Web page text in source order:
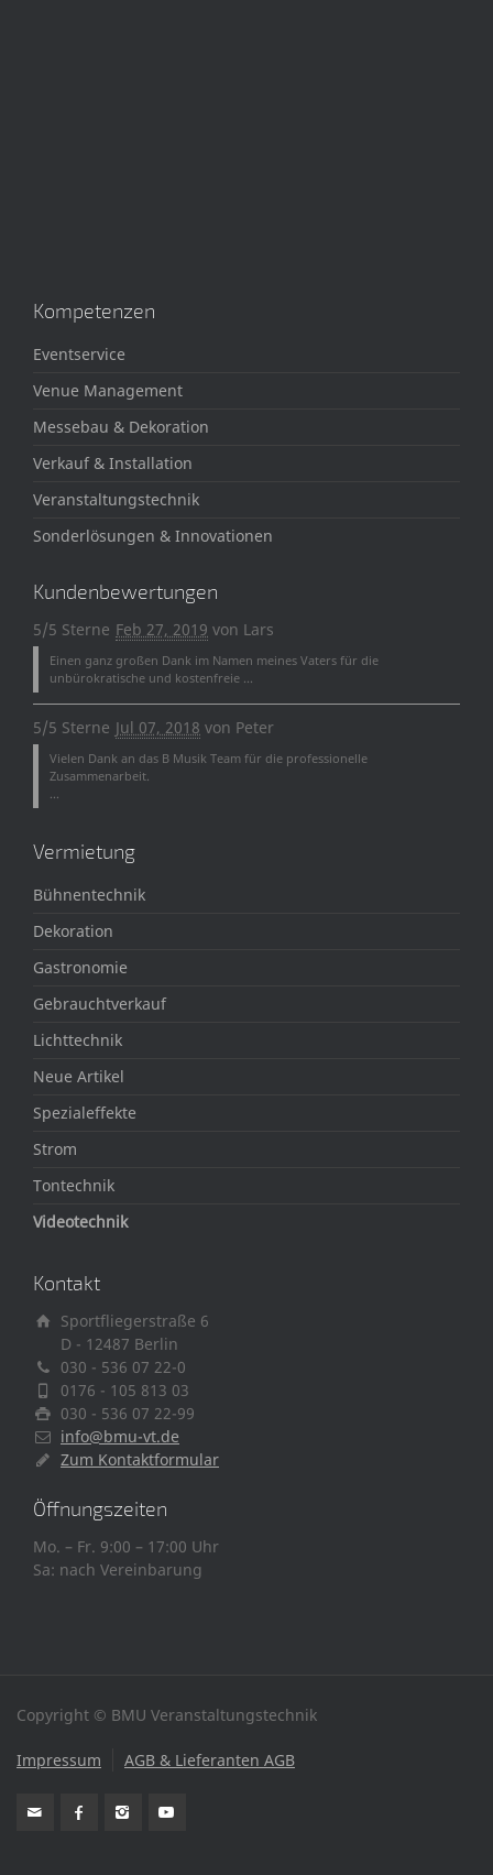
Kompetenzen
Eventservice
Venue Management
Messebau & Dekoration
Verkauf & Installation
Veranstaltungstechnik
Sonderlösungen & Innovationen
Kundenbewertungen
5/5 Sterne Feb 27, 2019 von Lars
Einen ganz großen Dank im Namen meines Vaters für die
unbürokratische und kostenfreie ...
5/5 Sterne Jul 07, 2018 von Peter
Vielen Dank an das B Musik Team für die professionelle
Zusammenarbeit.
Vermietung
Bühnentechnik
Dekoration
Gastronomie
Gebrauchtverkauf
Lichttechnik
Neue Artikel
Spezialeffekte
Strom
Tontechnik
Videotechnik
Kontakt
Sportfliegerstraße 6
D - 12487 Berlin
030 - 536 07 22-0
0176 - 105 813 03
030 - 536 07 22-99
info@bmu-vt.de
Zum Kontaktformular
Öffnungszeiten
Mo. – Fr. 9:00 – 17:00 Uhr
Sa: nach Vereinbarung
Copyright © BMU Veranstaltungstechnik
Impressum AGB & Lieferanten AGB